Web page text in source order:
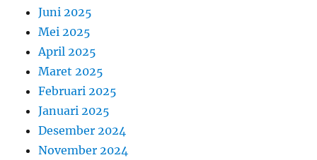
Juni 2025
Mei 2025
April 2025
Maret 2025
Februari 2025
Januari 2025
Desember 2024
November 2024